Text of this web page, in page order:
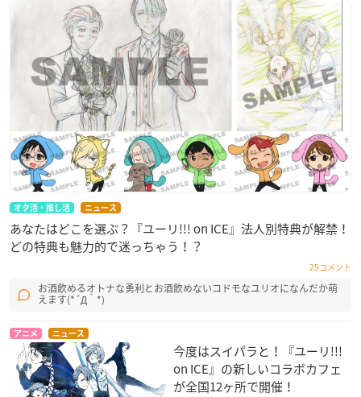
オタ活・推し活 ニュース
あなたはどこを選ぶ？『ユーリ!!! on ICE』法人別特典が解禁！
どの特典も魅力的で迷っちゃう！？
25コメント
お酒飲めるオトナな勇利とお酒飲めないコドモなユリオになんだか萌
えます(*´Д｀*)
アニメ ニュース
今度はスイパラと！『ユーリ!!!
on ICE』の新しいコラボカフェ
が全国12ヶ所で開催！